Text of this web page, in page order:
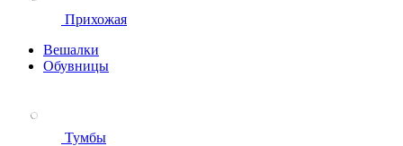
Прихожая
Вешалки
Обувницы
Тумбы